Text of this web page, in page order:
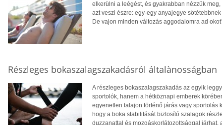
elkerülni a leégést, és gyakrabban nézzük
azt veszi észre: egy-egy anyajegye
De vajon minden változás aggodalomra ad
Részleges bokaszalagszakadásról általànosságban
A részleges bokaszalagszakadás az egyik
sportolók, hanem a hétköznapi emberek
egyenetlen talajon történő járás vagy
hogy a boka stabilitását biztosító szalagok
duzzanattal és mozgáskorlátozottsággal